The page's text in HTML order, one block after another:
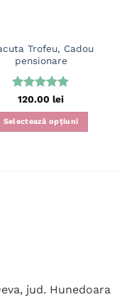
Trofeu, Cadou
pensionare
Evaluat la
5din 5
120.00 lei
Selectează opțiuni
în
jud. Hunedoara